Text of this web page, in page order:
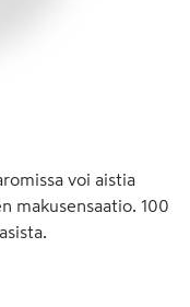
voi aistia
makusensaatio. 100